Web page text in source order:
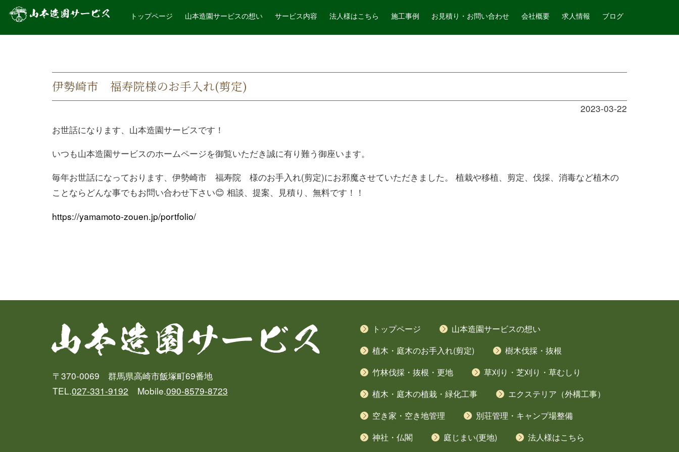
トップページ 山本造園サービスの想い サービス内容 法人様はこちら 施工事例 お見積り・お問い合わせ 会社概要 求人情報 ブログ
山本造園サービス 記事詳細
伊勢崎市 福寿院様のお手入れ(剪定)
2023-03-22
お世話になります、山本造園サービスです！
いつも山本造園サービスのホームページを御覧いただき誠に有り難う御座います。
毎年お世話になっております、伊勢崎市 福寿院 様のお手入れ(剪定)にお邪魔させていただきました。 植栽や移植、剪定、伐採、消毒など植木の
ことならどんな事でもお問い合わせ下さい😊 相談、提案、見積り、無料です！！
https://yamamoto-zouen.jp/portfolio/
〒370-0069 群馬県高崎市飯塚町69番地
TEL.027-331-9192 Mobile.090-8579-8723
トップページ
山本造園サービスの想い
植木・庭木のお手入れ(剪定)
樹木伐採・抜根
竹林伐採・抜根・更地
草刈り・芝刈り・草むしり
植木・庭木の植栽・緑化工事
エクステリア（外構工事）
空き家・空き地管理
別荘管理・キャンプ場整備
神社・仏閣
庭じまい(更地) 法人様はこちら